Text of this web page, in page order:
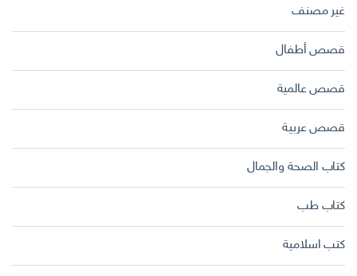
غير مصنف
قصص أطفال
قصص عالمية
قصص عربية
كتاب الصحة والجمال
كتاب طب
كتب اسلامية